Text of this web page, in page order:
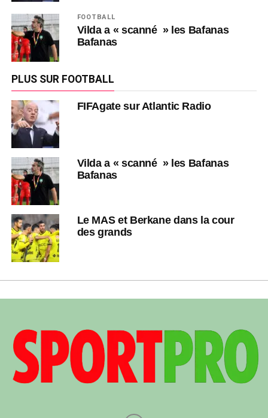
FOOTBALL
Vilda a « scanné » les Bafanas
Bafanas
PLUS SUR FOOTBALL
FIFAgate sur Atlantic Radio
Vilda a « scanné » les Bafanas
Bafanas
Le MAS et Berkane dans la cour
des grands